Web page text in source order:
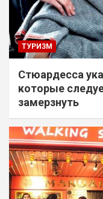
ТУРИЗМ
Стюардесса
которые
замерзнуть